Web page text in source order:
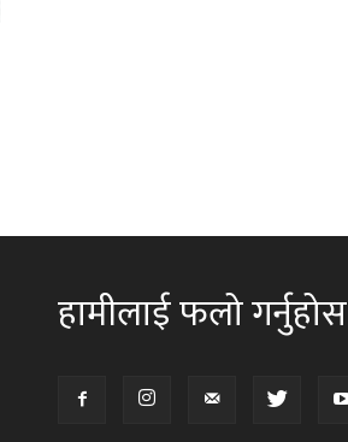
हामीलाई फलो गर्नुहोस